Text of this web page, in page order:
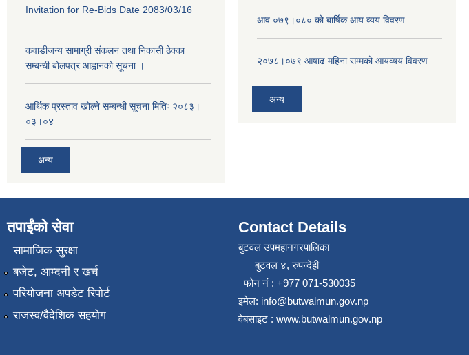
Invitation for Re-Bids Date 2083/03/16
कवाडीजन्य सामाग्री संकलन तथा निकासी ठेक्का
सम्बन्धी बोलपत्र आह्वानको सूचना ।
आर्थिक प्रस्ताव खोल्ने सम्बन्धी सूचना मितिः २०८३।
०३।०४
अन्य
आव ०७९।०८० को बार्षिक आय व्यय विवरण
२०७८।०७९ आषाढ महिना सम्मको आयव्यय विवरण
अन्य
तपाईंको सेवा
सामाजिक सुरक्षा
बजेट, आम्दनी र खर्च
परियोजना अपडेट रिपोर्ट
राजस्व/वैदेशिक सहयोग
Contact Details
बुटवल उपमहानगरपालिका
बुटवल ४, रुपन्देही
फोन नं : +977 071-530035
इमेल: info@butwalmun.gov.np
वेबसाइट : www.butwalmun.gov.np